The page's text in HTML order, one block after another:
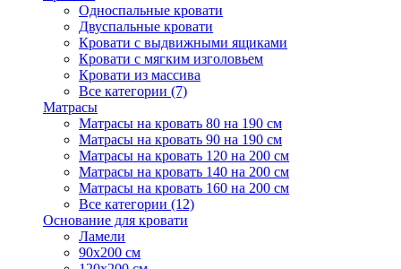
Односпальные кровати
Двуспальные кровати
Кровати с выдвижными ящиками
Кровати с мягким изголовьем
Кровати из массива
Все категории (7)
Матрасы
Матрасы на кровать 80 на 190 см
Матрасы на кровать 90 на 190 см
Матрасы на кровать 120 на 200 см
Матрасы на кровать 140 на 200 см
Матрасы на кровать 160 на 200 см
Все категории (12)
Основание для кровати
Ламели
90х200 см